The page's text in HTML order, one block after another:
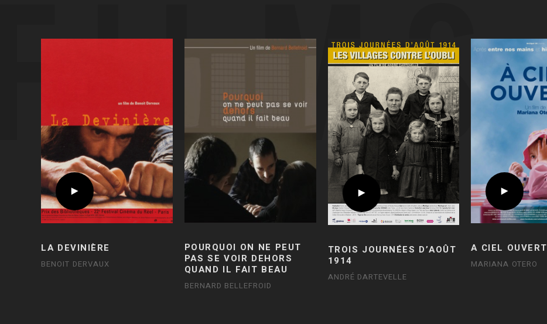
LA DEVINIÈRE
BENOIT DERVAUX
POURQUOI ON NE PEUT
PAS SE VOIR DEHORS
QUAND IL FAIT BEAU
BERNARD BELLEFROID
TROIS JOURNÉES D’AOÛT
1914
ANDRÉ DARTEVELLE
A CIEL OUVERT
MARIANA OTERO